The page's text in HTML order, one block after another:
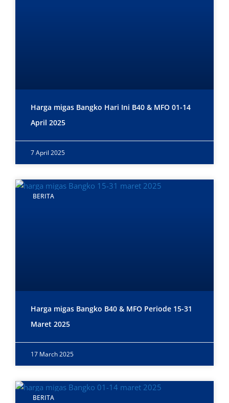
Harga migas Bangko Hari Ini B40 & MFO 01-14
April 2025
7 April 2025
BERITA
Harga migas Bangko B40 & MFO Periode 15-31
Maret 2025
17 March 2025
BERITA